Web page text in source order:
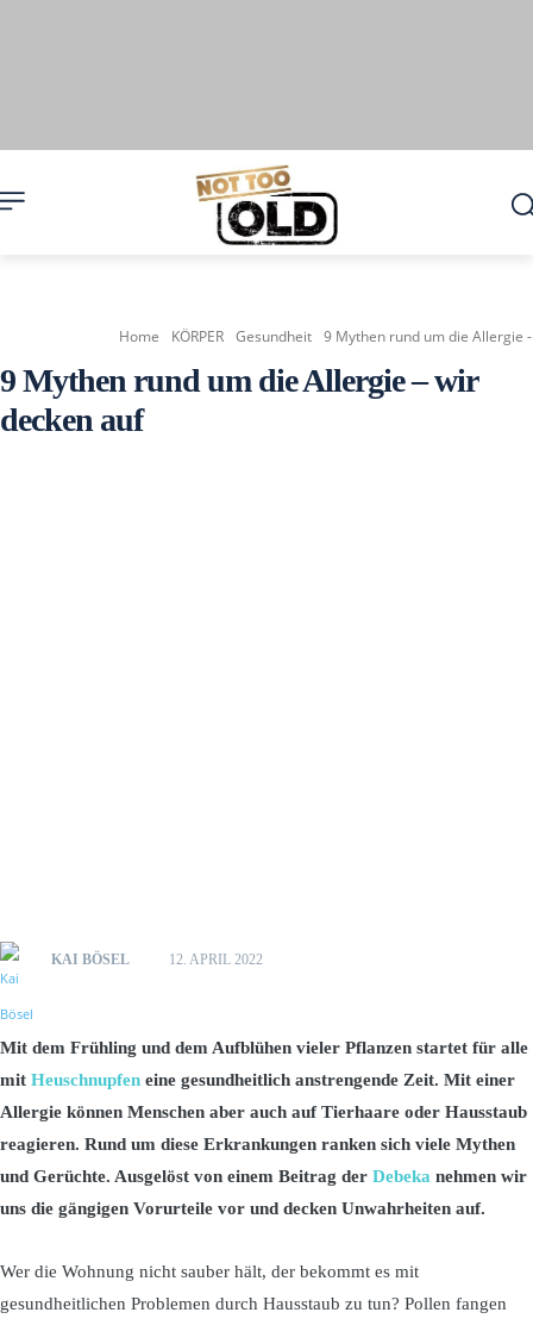
Home KÖRPER Gesundheit 9 Mythen rund um die Allergie
9 Mythen rund um die Allergie – wir
decken auf
KAI BÖSEL 12. APRIL 2022
Mit dem Frühling und dem Aufblühen vieler Pflanzen startet für alle
mit Heuschnupfen eine gesundheitlich anstrengende Zeit. Mit einer
Allergie können Menschen aber auch auf Tierhaare oder Hausstaub
reagieren. Rund um diese Erkrankungen ranken sich viele Mythen
und Gerüchte. Ausgelöst von einem Beitrag der Debeka nehmen wir
uns die gängigen Vorurteile vor und decken Unwahrheiten auf.
Wer die Wohnung nicht sauber hält, der bekommt es mit
gesundheitlichen Problemen durch Hausstaub zu tun? Pollen fangen